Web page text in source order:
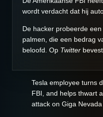
wordt verdacht dat hij
De hacker probeerde
palmen, die een bedrag
beloofd. Op Twitter
Tesla employee turns
FBI, and helps thwart
attack on Giga Nevada